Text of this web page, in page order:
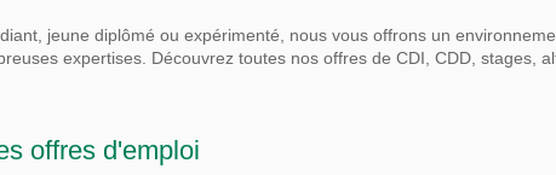
jeune diplômé ou expérimenté, nous vous offrons un
expertises. Découvrez toutes nos offres de CDI, CDD, stages,
offres d'emploi